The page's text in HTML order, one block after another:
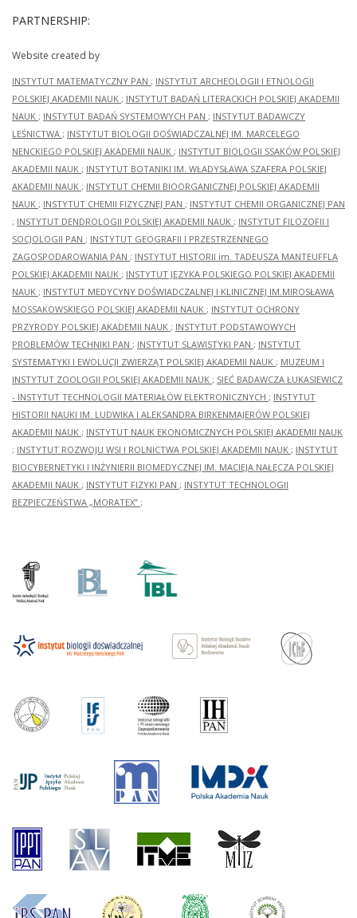
PARTNERSHIP:
Website created by
INSTYTUT MATEMATYCZNY PAN ; INSTYTUT ARCHEOLOGII I ETNOLOGII
POLSKIEJ AKADEMII NAUK ; INSTYTUT BADAŃ LITERACKICH POLSKIEJ AKADEMII
NAUK ; INSTYTUT BADAŃ SYSTEMOWYCH PAN ; INSTYTUT BADAWCZY
LEŚNICTWA ; INSTYTUT BIOLOGII DOŚWIADCZALNEJ IM. MARCELEGO
NENCKIEGO POLSKIEJ AKADEMII NAUK ; INSTYTUT BIOLOGII SSAKÓW POLSKIEJ
AKADEMII NAUK ; INSTYTUT BOTANIKI IM. WŁADYSŁAWA SZAFERA POLSKIEJ
AKADEMII NAUK ; INSTYTUT CHEMII BIOORGANICZNEJ POLSKIEJ AKADEMII
NAUK ; INSTYTUT CHEMII FIZYCZNEJ PAN ; INSTYTUT CHEMII ORGANICZNEJ PAN
; INSTYTUT DENDROLOGII POLSKIEJ AKADEMII NAUK ; INSTYTUT FILOZOFII I
SOCJOLOGII PAN ; INSTYTUT GEOGRAFII I PRZESTRZENNEGO
ZAGOSPODAROWANIA PAN ; INSTYTUT HISTORII im. TADEUSZA MANTEUFFLA
POLSKIEJ AKADEMII NAUK ; INSTYTUT JĘZYKA POLSKIEGO POLSKIEJ AKADEMII
NAUK ; INSTYTUT MEDYCYNY DOŚWIADCZALNEJ I KLINICZNEJ IM.MIROSŁAWA
MOSSAKOWSKIEGO POLSKIEJ AKADEMII NAUK ; INSTYTUT OCHRONY
PRZYRODY POLSKIEJ AKADEMII NAUK ; INSTYTUT PODSTAWOWYCH
PROBLEMÓW TECHNIKI PAN ; INSTYTUT SLAWISTYKI PAN ; INSTYTUT
SYSTEMATYKI I EWOLUCJI ZWIERZĄT POLSKIEJ AKADEMII NAUK ; MUZEUM I
INSTYTUT ZOOLOGII POLSKIEJ AKADEMII NAUK ; SIEĆ BADAWCZA ŁUKASIEWICZ
- INSTYTUT TECHNOLOGII MATERIAŁÓW ELEKTRONICZNYCH ; INSTYTUT
HISTORII NAUKI IM. LUDWIKA I ALEKSANDRA BIRKENMAJERÓW POLSKIEJ
AKADEMII NAUK ; INSTYTUT NAUK EKONOMICZNYCH POLSKIEJ AKADEMII NAUK
; INSTYTUT ROZWOJU WSI I ROLNICTWA POLSKIEJ AKADEMII NAUK ; INSTYTUT
BIOCYBERNETYKI I INŻYNIERII BIOMEDYCZNEJ IM. MACIEJA NAŁĘCZA POLSKIEJ
AKADEMII NAUK ; INSTYTUT FIZYKI PAN ; INSTYTUT TECHNOLOGII
BEZPIECZEŃSTWA „MORATEX” ;